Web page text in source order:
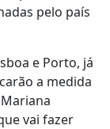
pelo país
e Porto, já
a medida
vai fazer